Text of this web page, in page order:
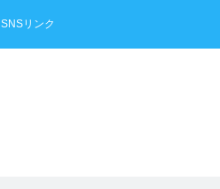
SNSリンク